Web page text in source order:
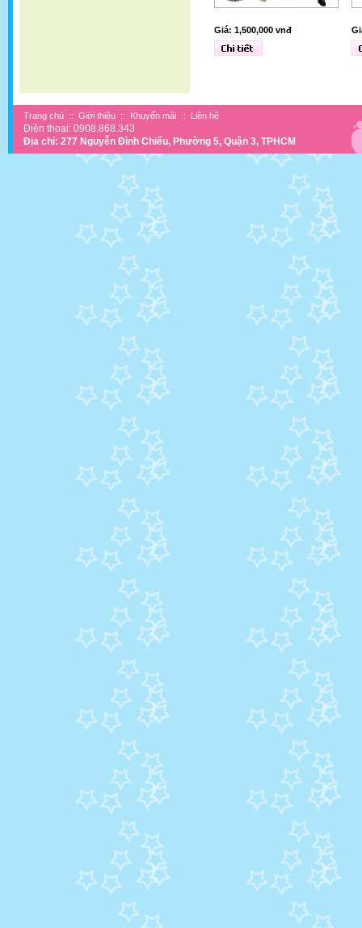
Giá: 1,500,000 vnđ
Trang chủ :: Giới thiệu :: Khuyến mãi :: Liên hệ
Điện thoại: 0908.868.343
Địa chỉ: 277 Nguyễn Đình Chiểu, Phường 5, Quận 3, TPHCM